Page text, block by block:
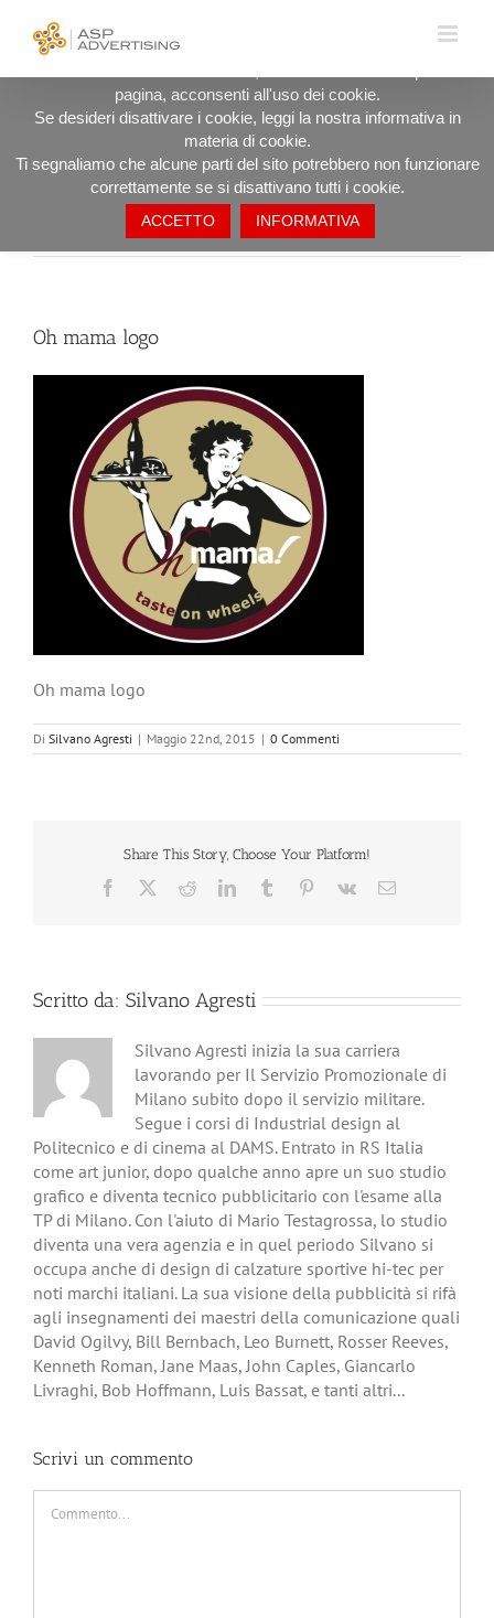
contenuto
Oh mama logo
Oh mama logo
Oh mama logo
Di Silvano Agresti | Maggio 22nd, 2015 | 0 Commenti
Share This Story, Choose Your Platform!
Facebook RedditLinkedInTumblr Pinterest
Vk Email
Scritto da: Silvano Agresti
Silvano Agresti inizia la sua carriera
lavorando per Il Servizio Promozionale di
Milano subito dopo il servizio militare.
Segue i corsi di Industrial design al
Politecnico e di cinema al DAMS. Entrato in RS Italia
come art junior, dopo qualche anno apre un suo studio
grafico e diventa tecnico pubblicitario con l'esame alla
TP di Milano. Con l'aiuto di Mario Testagrossa, lo studio
diventa una vera agenzia e in quel periodo Silvano si
occupa anche di design di calzature sportive hi-tec per
noti marchi italiani. La sua visione della pubblicità si rifà
agli insegnamenti dei maestri della comunicazione quali
David Ogilvy, Bill Bernbach, Leo Burnett, Rosser Reeves,
Kenneth Roman, Jane Maas, John Caples, Giancarlo
Livraghi, Bob Hoffmann, Luis Bassat, e tanti altri...
Scrivi un commento
UTILIZZIAMO I COOKIE PER OFFRIRTI LA MIGLIORE
ESPERIENZA DI NAVIGAZIONE POSSIBILE.
pagina, acconsenti all'uso dei cookie.
Se desideri disattivare i cookie, leggi la nostra informativa in
materia di cookie.
Ti segnaliamo che alcune parti del sito potrebbero non funzionare
correttamente se si disattivano tutti i cookie.
ACCETTO INFORMATIVA